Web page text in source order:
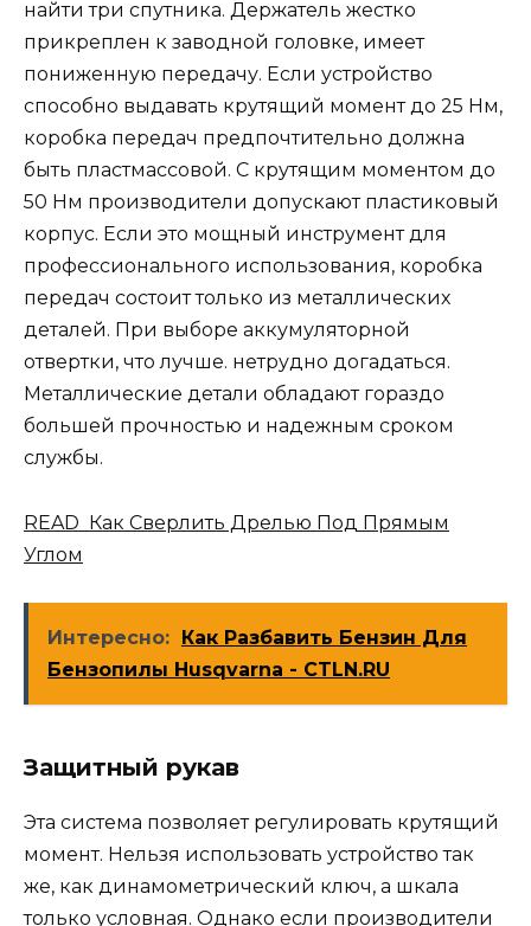
найти три спутника. Держатель жестко
прикреплен к заводной головке, имеет
пониженную передачу. Если устройство
способно выдавать крутящий момент до 25 Нм,
коробка передач предпочтительно должна
быть пластмассовой. С крутящим моментом до
50 Нм производители допускают пластиковый
корпус. Если это мощный инструмент для
профессионального использования, коробка
передач состоит только из металлических
деталей. При выборе аккумуляторной
отвертки, что лучше. нетрудно догадаться.
Металлические детали обладают гораздо
большей прочностью и надежным сроком
службы.
READ Как Сверлить Дрелью Под Прямым
Углом
Интересно: Как Разбавить Бензин Для
Бензопилы Husqvarna - CTLN.RU
Защитный рукав
Эта система позволяет регулировать крутящий
момент. Нельзя использовать устройство так
же, как динамометрический ключ, а шкала
только условная. Однако если производители